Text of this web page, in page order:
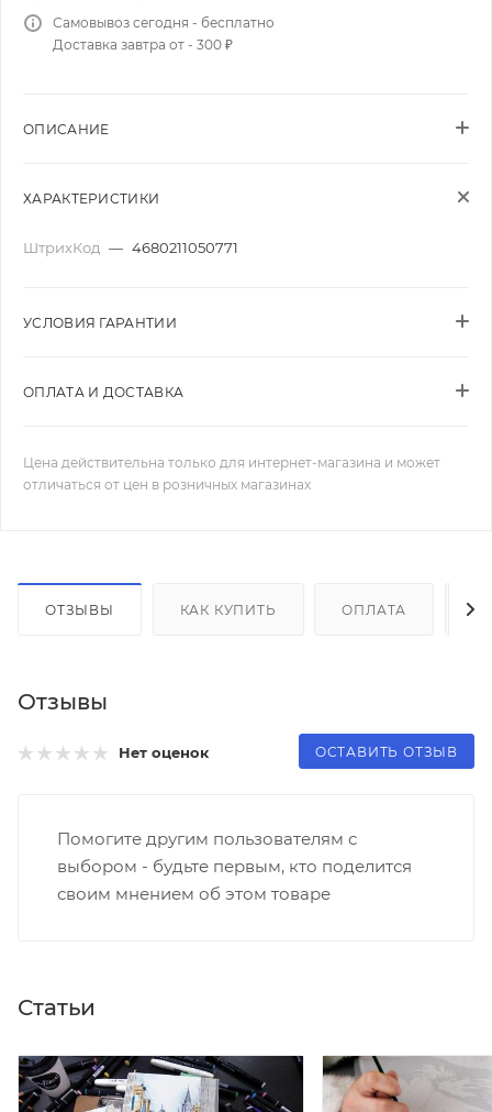
Самовывоз сегодня - бесплатно
Доставка завтра от - 300 ₽
ОПИСАНИЕ
ХАРАКТЕРИСТИКИ
ШтрихКод — 4680211050771
УСЛОВИЯ ГАРАНТИИ
ОПЛАТА И ДОСТАВКА
Цена действительна только для интернет-магазина и может
отличаться от цен в розничных магазинах
ОТЗЫВЫ КАК КУПИТЬ ОПЛАТА
Отзывы
Нет оценок ОСТАВИТЬ ОТЗЫВ
Помогите другим пользователям с
выбором - будьте первым, кто поделится
своим мнением об этом товаре
Статьи